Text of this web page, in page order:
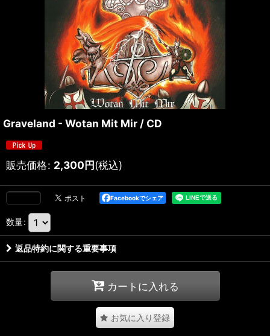
Graveland - Wotan Mit Mir / CD
販売価格: 2,300円(税込)
Facebookでシェア
数量:
返品特約に関する重要事項
カートに入れる
お気に入り登録